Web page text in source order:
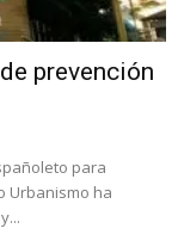
prevención
para
Urbanismo ha